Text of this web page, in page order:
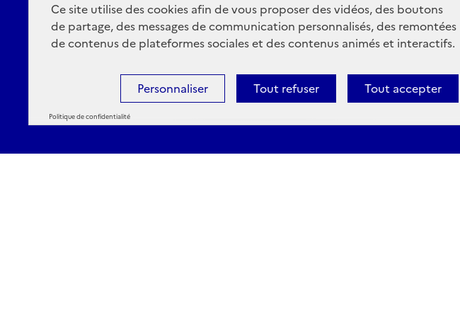
Ce site utilise des cookies afin de vous proposer des vidéos, des boutons
de partage, des messages de communication personnalisés, des remontées
de contenus de plateformes sociales et des contenus animés et interactifs.
Tout accepter
Tout refuser
Personnaliser
Politique de confidentialité